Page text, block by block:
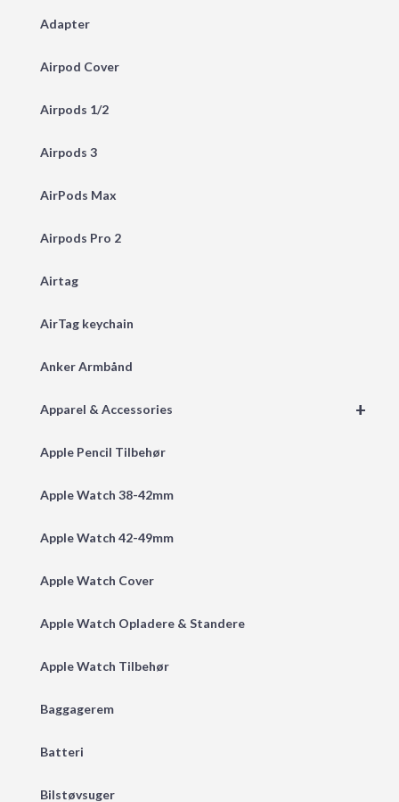
Adapter
Airpod Cover
Airpods 1/2
Airpods 3
AirPods Max
Airpods Pro 2
Airtag
AirTag keychain
Anker Armbånd
+
Apparel & Accessories
Apple Pencil Tilbehør
Apple Watch 38-42mm
Apple Watch 42-49mm
Apple Watch Cover
Apple Watch Opladere & Standere
Apple Watch Tilbehør
Baggagerem
Batteri
Bilstøvsuger